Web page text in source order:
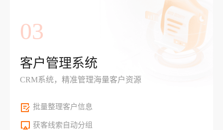
03
客户管理系统
CRM系统，精准管理海量客户资源
批量整理客户信息
获客线索自动分组